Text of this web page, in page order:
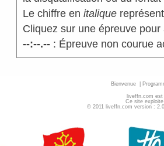
Le chiffre en italique
Cliquez sur une épreuve
--:--.--: Épreuve non courue
Bienvenue
liveffn.com
Ce site
© 2011 liveffn.com version :